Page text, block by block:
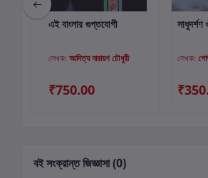
কার্টে যোগ করুন
এই বাংলার গুপ্তযোগী
লেখক: আদিত্য নারায়ণ চৌধুরী
₹750.00
লেখক:
বই সংক্রান্ত জিজ্ঞাসা (0)